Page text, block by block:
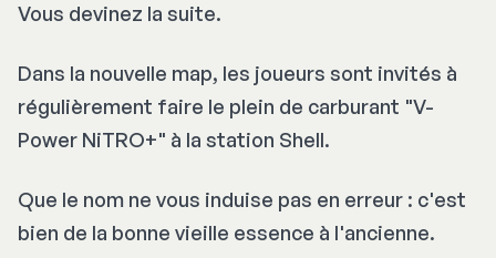
Vous devinez la suite.
Dans la nouvelle map, les joueurs sont invités à
régulièrement faire le plein de carburant "V-
Power NiTRO+" à la station Shell.
Que le nom ne vous induise pas en erreur : c'est
bien de la bonne vieille essence à l'ancienne.